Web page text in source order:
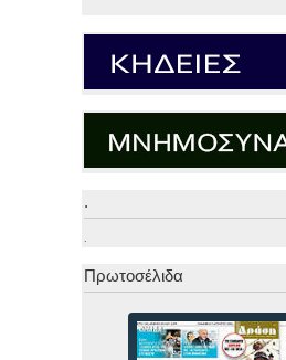
.
.
Πρωτοσέλιδα